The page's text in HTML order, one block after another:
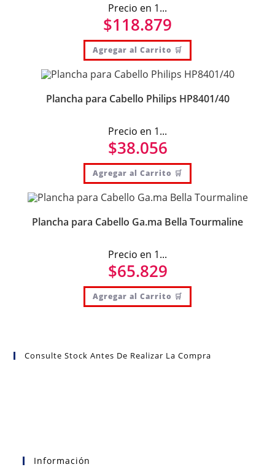
Precio en 1...
$118.879
Agregar al Carrito 🛒
Plancha para Cabello Philips HP8401/40
Precio en 1...
$38.056
Agregar al Carrito 🛒
Plancha para Cabello Ga.ma Bella Tourmaline
Precio en 1...
$65.829
Agregar al Carrito 🛒
Consulte Stock Antes De Realizar La Compra
Información